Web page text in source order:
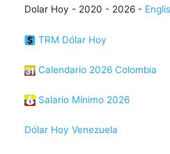
Dolar Hoy - 2020 - 2026 -
TRM Dólar Hoy
Calendario 2026 Colombia
Salario Mínimo 2026
Dólar Hoy Venezuela